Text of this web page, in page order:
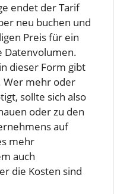
endet der Tarif
neu buchen und
Preis für ein
Datenvolumen.
dieser Form gibt
Wer mehr oder
sollte sich also
oder zu den
auf
mehr
auch
die Kosten sind